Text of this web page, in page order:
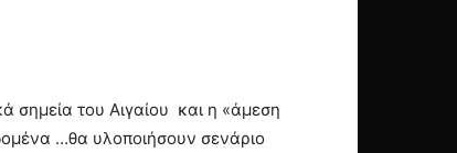
σημεία του Αιγαίου και η «άμεση
…θα υλοποιήσουν σενάριο